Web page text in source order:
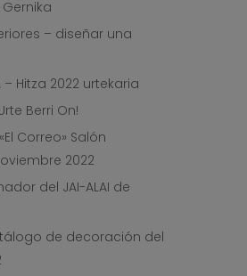
– diseñar una
– Hitza 2022 urtekaria
Berri On!
Correo» Salón
2022
del JAI-ALAI de
de decoración del